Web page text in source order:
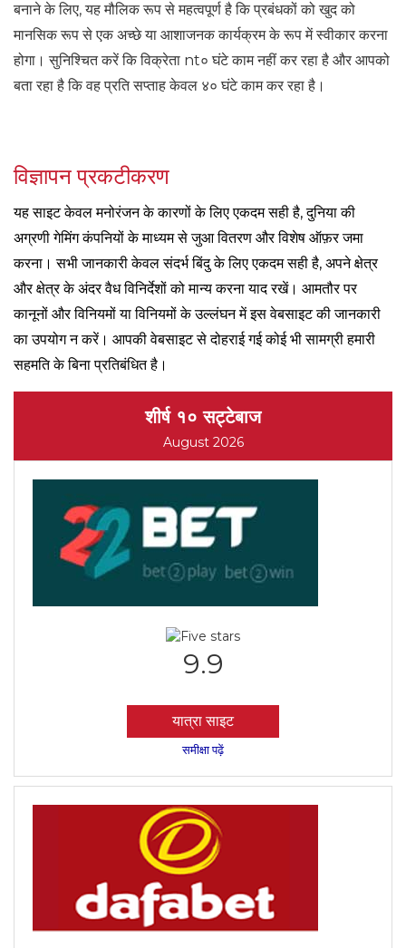
बनाने के लिए, यह मौलिक रूप से महत्वपूर्ण है कि प्रबंधकों को खुद को
मानसिक रूप से एक अच्छे या आशाजनक कार्यक्रम के रूप में स्वीकार करना
होगा। सुनिश्चित करें कि विक्रेता nt० घंटे काम नहीं कर रहा है और आपको
बता रहा है कि वह प्रति सप्ताह केवल ४० घंटे काम कर रहा है।
विज्ञापन प्रकटीकरण
यह साइट केवल मनोरंजन के कारणों के लिए एकदम सही है, दुनिया की
अग्रणी गेमिंग कंपनियों के माध्यम से जुआ वितरण और विशेष ऑफ़र जमा
करना। सभी जानकारी केवल संदर्भ बिंदु के लिए एकदम सही है, अपने क्षेत्र
और क्षेत्र के अंदर वैध विनिर्देशों को मान्य करना याद रखें। आमतौर पर
कानूनों और विनियमों या विनियमों के उल्लंघन में इस वेबसाइट की जानकारी
का उपयोग न करें। आपकी वेबसाइट से दोहराई गई कोई भी सामग्री हमारी
सहमति के बिना प्रतिबंधित है।
शीर्ष १० सट्टेबाज
August 2026
9.9
यात्रा साइट
समीक्षा पढ़ें